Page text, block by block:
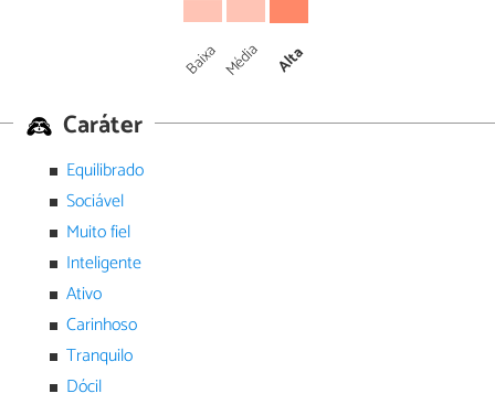
Baixa Média Alta
Caráter
Equilibrado
Sociável
Muito fiel
Inteligente
Ativo
Carinhoso
Tranquilo
Dócil